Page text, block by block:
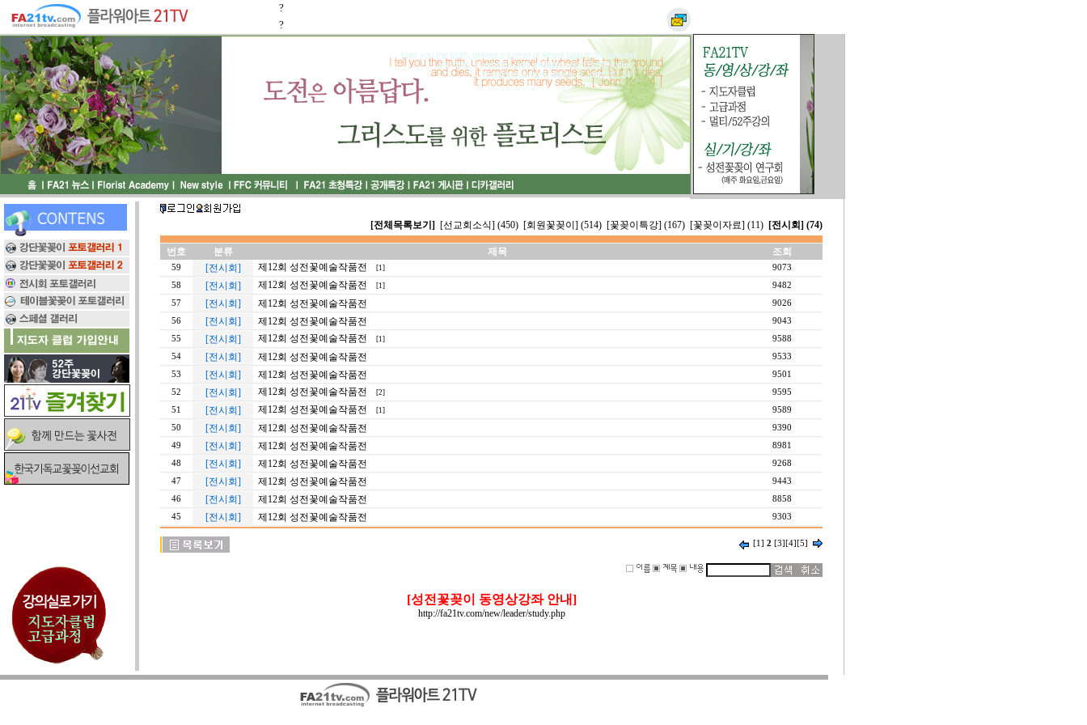
?
?
[전체목록보기] [선교회소식] (450) [회원꽃꽂이] (514) [꽃꽂이특강] (167) [꽃꽂이자료] (11) [전시회] (74)
번호 분류 제목 조회
59 [전시회] 제12회 성전꽃예술작품전 [1]
9073
58
[전시회] 제12회 성전꽃예술작품전 [1]
9482
57
[전시회] 제12회 성전꽃예술작품전
9026
56
[전시회] 제12회 성전꽃예술작품전
9043
55
[전시회] 제12회 성전꽃예술작품전 [1]
9588
54
[전시회] 제12회 성전꽃예술작품전
9533
53
[전시회] 제12회 성전꽃예술작품전
9501
52
[전시회] 제12회 성전꽃예술작품전 [2]
9595
51
[전시회] 제12회 성전꽃예술작품전 [1]
9589
50
[전시회] 제12회 성전꽃예술작품전
9390
49
[전시회] 제12회 성전꽃예술작품전
8981
48
[전시회] 제12회 성전꽃예술작품전
9268
47
[전시회] 제12회 성전꽃예술작품전
9443
46
[전시회] 제12회 성전꽃예술작품전
8858
45
[전시회] 제12회 성전꽃예술작품전 9303
[1] 2 [3] [4] [5]
[성전꽃꽂이 동영상강좌 안내]
http://fa21tv.com/new/leader/study.php